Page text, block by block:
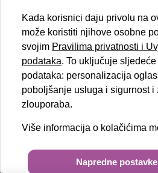
info@autoto.hr
Pon - Pet 08:00-17:00
Sub 08:00-13:00
BRZI LINKOVI
Novosti
Politika privatnosti
Upravljanje internet
Kada korisnici daju privolu na
može koristiti njihove osobne
svojim Pravilima privatnosti i
podataka. To uključuje
podataka: personalizacija
poboljšanje usluga i sigurnost i
zlouporaba.
Više informacija o kolačićima
Napredne